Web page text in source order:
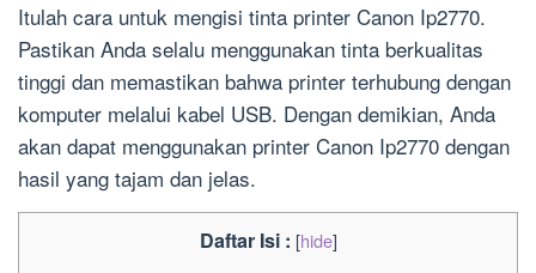
Itulah cara untuk mengisi tinta printer Canon Ip2770.
Pastikan Anda selalu menggunakan tinta berkualitas
tinggi dan memastikan bahwa printer terhubung dengan
komputer melalui kabel USB. Dengan demikian, Anda
akan dapat menggunakan printer Canon Ip2770 dengan
hasil yang tajam dan jelas.
Daftar Isi : [hide]